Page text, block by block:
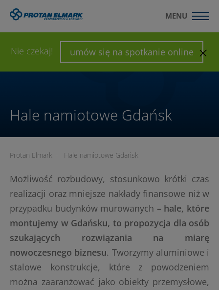
Nie czekaj! umów się na spotkanie online
MENU
WYŚLIJ ZAPYTANIE SKONFIGURUJ HALĘ
Hale namiotowe Gdańsk
Protan Elmark - Hale namiotowe Gdańsk
Możliwość rozbudowy, stosunkowo krótki czas
realizacji oraz mniejsze nakłady finansowe niż w
przypadku budynków murowanych – hale, które
montujemy w Gdańsku, to propozycja dla osób
szukających rozwiązania na miarę
nowoczesnego biznesu. Tworzymy aluminiowe i
stalowe konstrukcje, które z powodzeniem
można zaaranżować jako obiekty przemysłowe,